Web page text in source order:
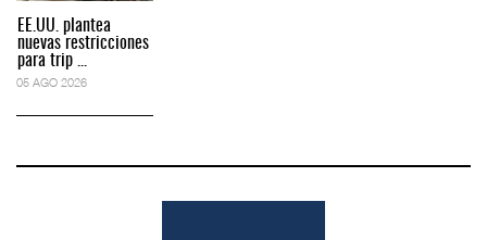
EE.UU. plantea
nuevas restricciones
para trip ...
05 AGO 2026